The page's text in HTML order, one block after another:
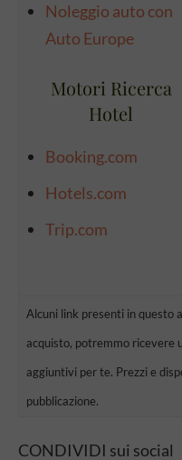
Noleggio auto con
Auto Europe
Motori Ricerca
Hotel
Booking.com
Hotels.com
Trip.com
Alcuni link presenti in questo
acquisto, potremmo ricevere
aggiuntivi per te. Prezzi e
pubblicazione.
CONDIVIDI sui social